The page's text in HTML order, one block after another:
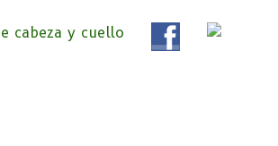
de
Cabeza y cuello «APC», una
a pacientes y familiares.